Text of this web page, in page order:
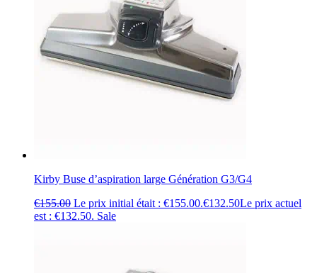
Kirby Buse d’aspiration large Génération G3/G4
€155.00 Le prix initial était : €155.00.€132.50Le prix actuel
est : €132.50. Sale